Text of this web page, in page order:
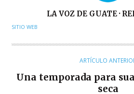
U
O
LA VOZ DE GUATE ·
SITIO WEB
ARTÍCULO
Una temporada para
seca